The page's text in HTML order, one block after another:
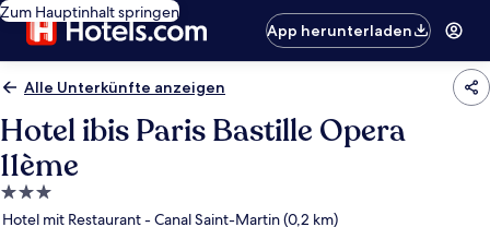
Zum Hauptinhalt springen
App herunterladen
Alle Unterkünfte anzeigen
Hotel ibis Paris Bastille Opera
11ème
3.0-
Sterne-
Hotel mit Restaurant - Canal Saint-Martin (0,2 km)